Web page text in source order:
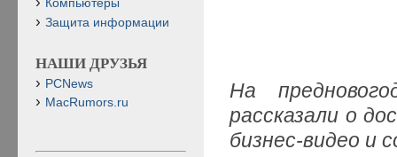
На
рассказали о
бизнес-видео и
Компьютеры
Защита информации
НАШИ ДРУЗЬЯ
PCNews
MacRumors.ru